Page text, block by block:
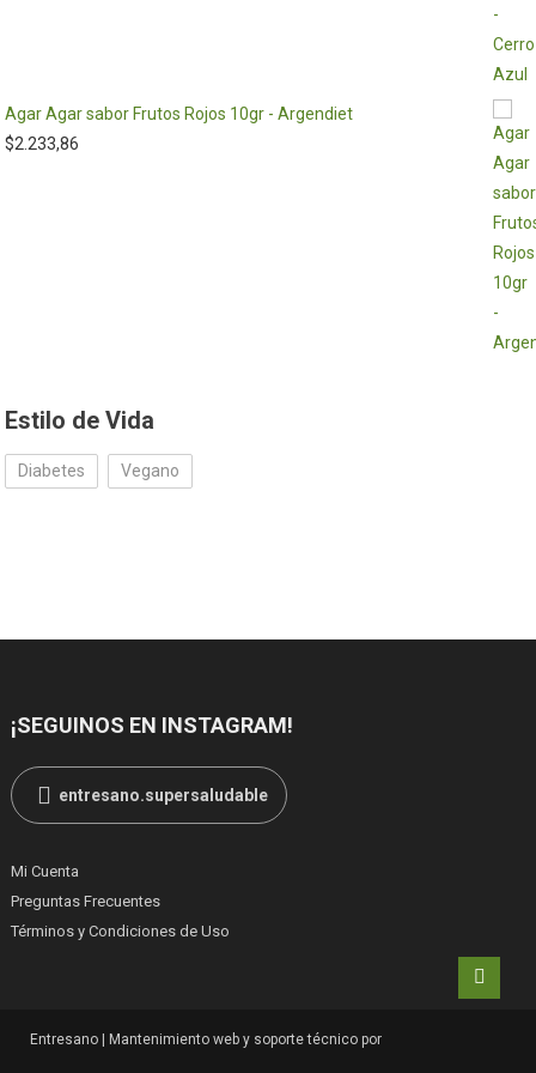
Agar Agar sabor Frutos Rojos 10gr - Argendiet
$2.233,86
Estilo de Vida
Diabetes Vegano
¡SEGUINOS EN INSTAGRAM!
entresano.supersaludable
Mi Cuenta
Preguntas Frecuentes
Términos y Condiciones de Uso
Entresano Mantenimiento web y soporte técnico por